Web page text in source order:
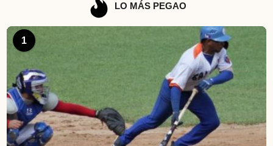
LO MÁS PEGAO
1